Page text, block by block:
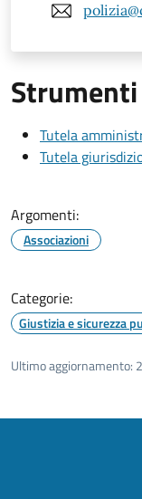
Tutela
Tutela
Argomenti:
Associazioni
Categorie:
Giustizia e sicurezza
Ultimo aggiornamento: